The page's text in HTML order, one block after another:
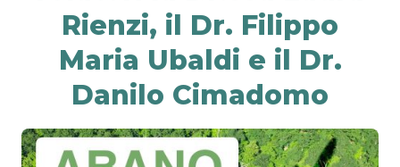
Rienzi, il Dr. Filippo
Maria Ubaldi e il Dr.
Danilo Cimadomo